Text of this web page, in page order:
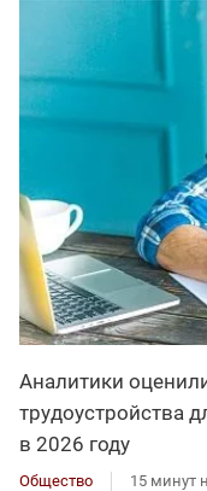
Аналитики
трудоустройства
в 2026 году
Общество 15 минут